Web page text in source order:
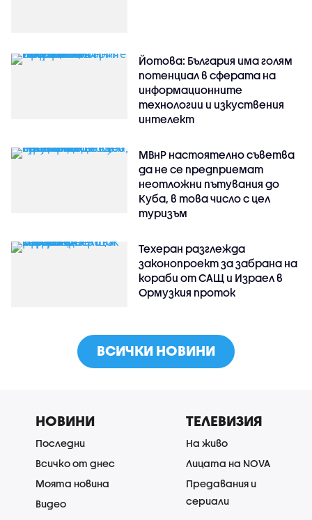
Йотова: България има голям
потенциал в сферата на
информационните
технологии и изкуствения
интелект
МВнР настоятелно съветва
да не се предприемат
неотложни пътувания до
Куба, в това число с цел
туризъм
Техеран разглежда
законопроект за забрана на
кораби от САЩ и Израел в
Ормузкия проток
ВСИЧКИ НОВИНИ
НОВИНИ
Последни
Всичко от днес
Моята новина
Видео
ТЕЛЕВИЗИЯ
На живо
Лицата на NOVA
Предавания и
сериали